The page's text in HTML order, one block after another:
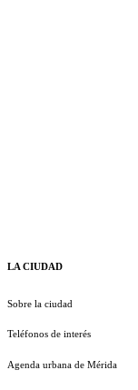
LA CIUDAD
Sobre la ciudad
Teléfonos de interés
Agenda urbana de Mérida